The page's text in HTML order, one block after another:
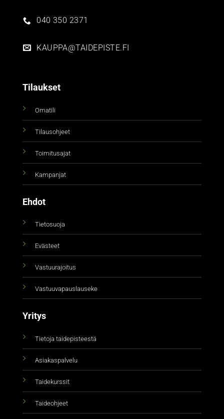
040 350 2371
KAUPPA@TAIDEPISTE.FI
Tilaukset
Omatili
Tilausohjeet
Toimitusajat
Kampanjat
Ehdot
Tietosuoja
Evästeet
Vastuurajoitus
Vastuuvapauslauseke
Yritys
Tietoja taidepisteestä
Asiakaspalvelu
Taidekurssit
Taideohjeet